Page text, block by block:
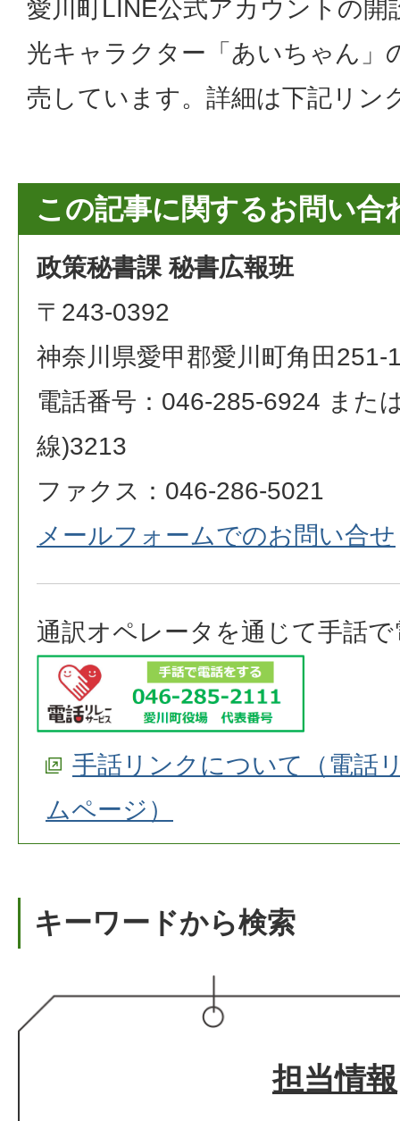
愛川町LINE公式アカウントの開
光キャラクター「あいちゃん」
売しています。詳細は下記リン
この記事に関するお問い合
政策秘書課 秘書広報班
〒243-0392
神奈川県愛甲郡愛川町角田251-
電話番号：046-285-6924 また
線)3213
ファクス：046-286-5021
メールフォームでのお問い合せ
通訳オペレータを通じて手話
手話リンクについて（電話
ムページ）
キーワードから検索
担当情報